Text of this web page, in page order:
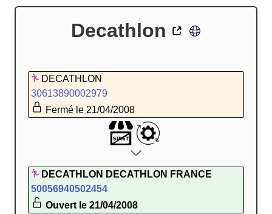
Decathlon
DECATHLON
30613890002979
Fermé le 21/04/2008
DECATHLON DECATHLON FRANCE
50056940502454
Ouvert le 21/04/2008